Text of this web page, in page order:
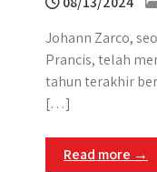
Johann Zarco,
Prancis, telah
tahun terakhir
[…]
Read more →